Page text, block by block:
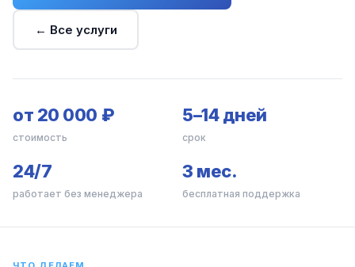
← Все услуги
от 20 000 ₽
стоимость
5–14 дней
срок
24/7
работает без менеджера
3 мес.
бесплатная поддержка